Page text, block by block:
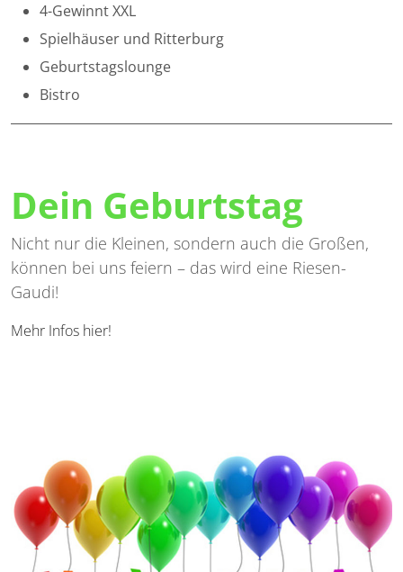
4-Gewinnt XXL
Spielhäuser und Ritterburg
Geburtstagslounge
Bistro
Dein Geburtstag
Nicht nur die Kleinen, sondern auch die Großen,
können bei uns feiern – das wird eine Riesen-
Gaudi!
Mehr Infos hier!